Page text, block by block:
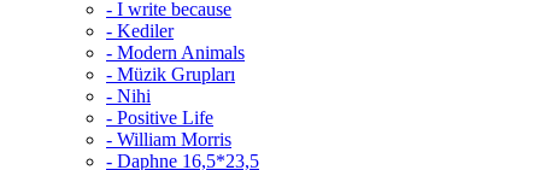
- I write because
- Kediler
- Modern Animals
- Müzik Grupları
- Nihi
- Positive Life
- William Morris
- Daphne 16,5*23,5